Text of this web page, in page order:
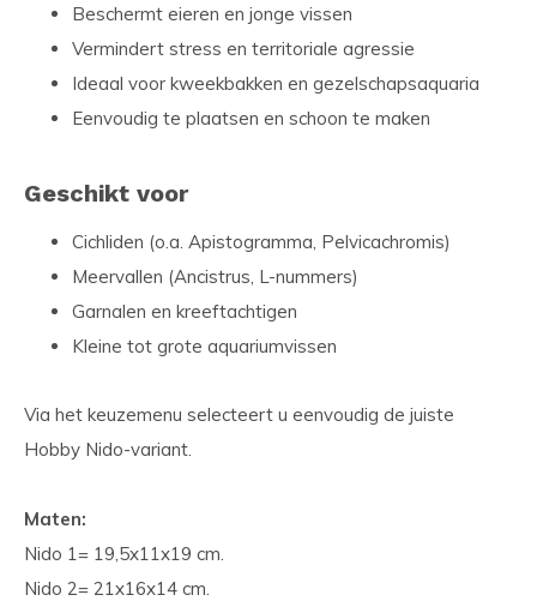
Beschermt eieren en jonge vissen
Vermindert stress en territoriale agressie
Ideaal voor kweekbakken en gezelschapsaquaria
Eenvoudig te plaatsen en schoon te maken
Geschikt voor
Cichliden (o.a. Apistogramma, Pelvicachromis)
Meervallen (Ancistrus, L-nummers)
Garnalen en kreeftachtigen
Kleine tot grote aquariumvissen
Via het keuzemenu selecteert u eenvoudig de juiste
Hobby Nido-variant.
Maten:
Nido 1= 19,5x11x19 cm.
Nido 2= 21x16x14 cm.